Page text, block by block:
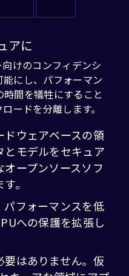
アに
けのコンフィデンシ
にし、パフォーマン
間を犠牲にすること
ードを分離します。
ドウェアベースの領
モデルをセキュア
ープンソースソフ
。
パフォーマンスを低
への保護を拡張し
要はありません。仮